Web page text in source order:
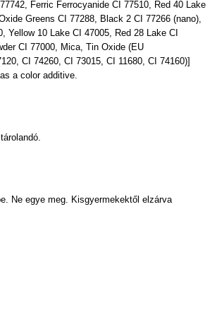
Ferric Ferrocyanide CI 77510, Red 40 Lake
Greens CI 77288, Black 2 CI 77266 (nano),
Yellow 10 Lake CI 47005, Red 28 Lake CI
CI 77000, Mica, Tin Oxide (EU
CI 74260, CI 73015, CI 11680, CI 74160)]
a color additive.
Ne egye meg. Kisgyermekektől elzárva